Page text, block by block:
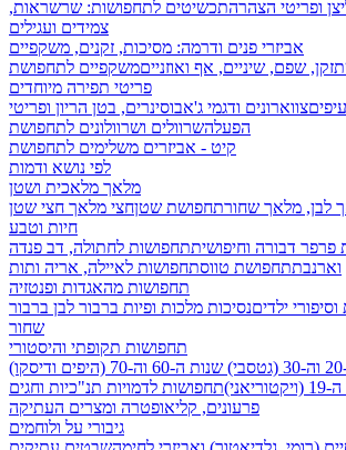
ופריטי הצהרהתכשיטים לתחפושות: שרשראות,
צמידים ועגילים
אביזרי פנים ודרמה: מסיכות, זקנים, משקפיים
זקן, שפם, שיניים, אף ואוזנייםמשקפיים לתחפושת
פריטי תפירה מיוחדים
צווארונים ודגמי ג'אבוסינרים, בטן הריון ופריטי
הפעלהשרוולים ושרוולונים לתחפושת
קיט - אביזרים משלימים לתחפושת
לפי נושא ודמות
מלאך מלאכית ושטן
לבן, מלאך שחורתחפושת שטןחצי מלאך חצי שטן
חיות וטבע
פרפר דבורה וחיפושיתתחפושות לחתולה, דב פנדה
וארנבתתחפושת טווסתחפושות לאיילה, אריה ותות
תחפושות מהאגדות ופנטזיה
ילדיםנסיכות מלכות ופיות ברבור לבן ברבור
שחור
תחפושות תקופתי והיסטורי
שנות ה-60 וה-70 (היפים ודיסקו)
תחפושות לדמויות תנ"כיות וחגים
פרעונים, קליאופטרה ומצרים העתיקה
גיבורי על ולוחמים